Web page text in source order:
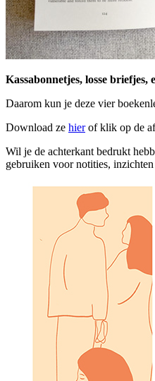
Kassabonnetjes, losse
Daarom kun je deze vier
Download ze hierof klik op de
Wil je de achterkant bedrukt
gebruiken voor notities,